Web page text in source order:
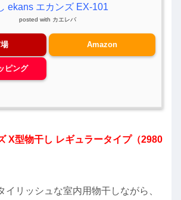
ekans エカンズ EX-101
posted with カエレバ
Amazon
ピング
X型物干し レギュラータイプ（2980
イリッシュな室内用物干しながら、